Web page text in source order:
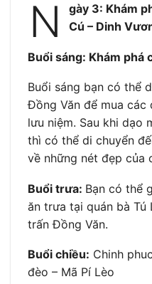
N
gày 3: Khám
Cú – Dinh
Buổi sáng: Khám phá
Buổi sáng bạn có thể
Đồng Văn để mua các
lưu niệm. Sau khi dạo
thì có thể di chuyển
về những nét đẹp của
Buổi trưa: Bạn có thể
ăn trưa tại quán bà Tú
trấn Đồng Văn.
Buổi chiều: Chinh
đèo – Mã Pí Lèo